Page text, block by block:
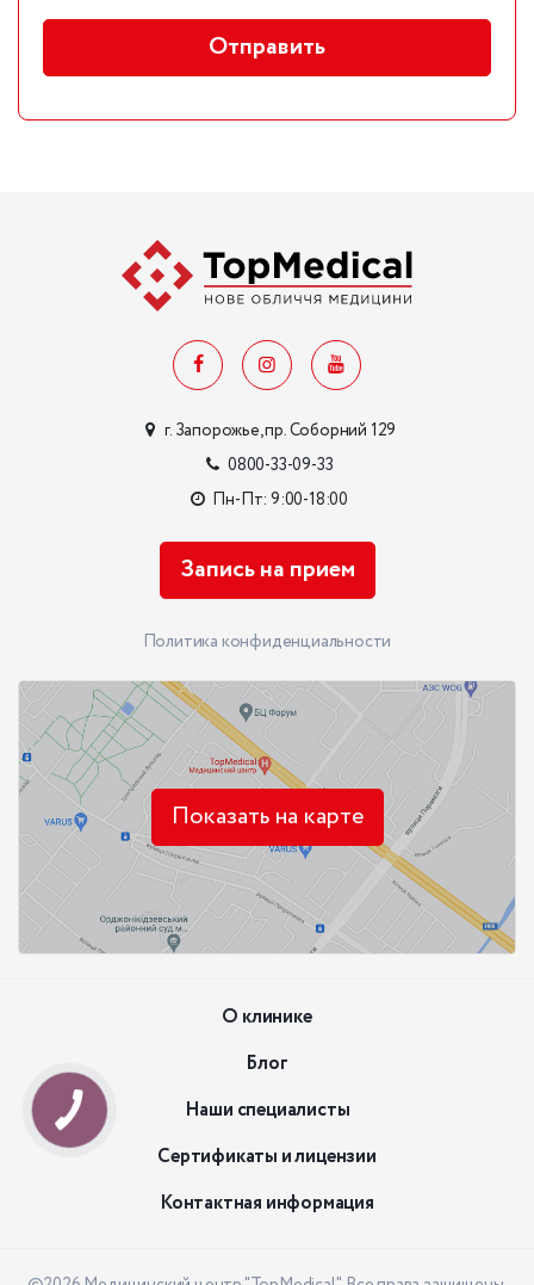
Отправить
г. Запорожье, пр. Соборний 129
0800-33-09-33
Пн-Пт: 9:00-18:00
Запись на прием
Политика конфиденциальности
Показать на карте
О клинике
Блог
Наши специалисты
Сертификаты и лицензии
Контактная информация